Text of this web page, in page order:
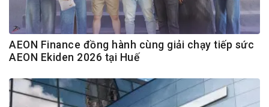
AEON Finance đồng hành cùng giải chạy tiếp sức
AEON Ekiden 2026 tại Huế